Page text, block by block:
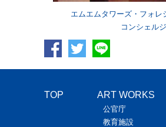
エムエムタワーズ・フォレ
コンシェル
TOP ART WORKS
公官庁
教育施設